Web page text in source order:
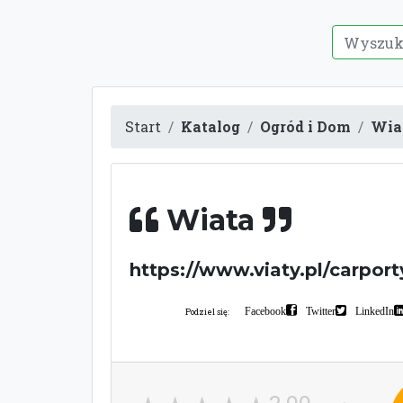
Start Katalog Ogród i Dom
Wiata
https://www.viaty.pl/
Podziel się: Facebook Twitter LinkedIn